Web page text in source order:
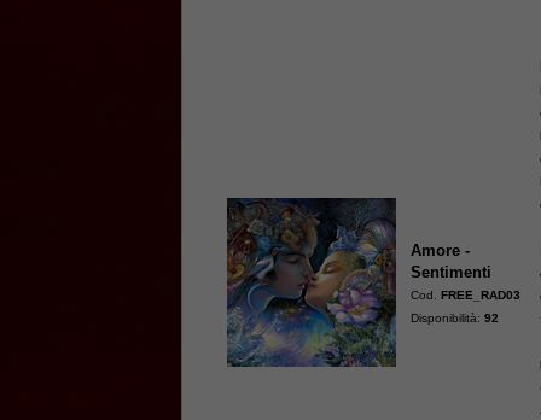
Amore -
Sentimenti
Cod.FREE_RAD03
Disponibilità:92